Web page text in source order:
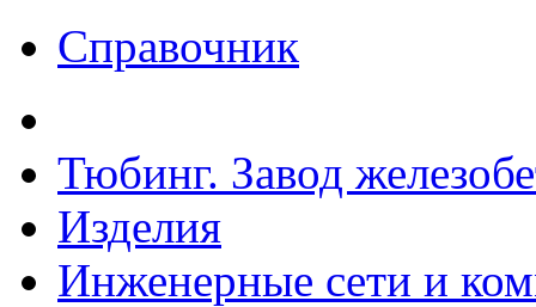
Справочник
Тюбинг. Завод
Изделия
Инженерные сети и